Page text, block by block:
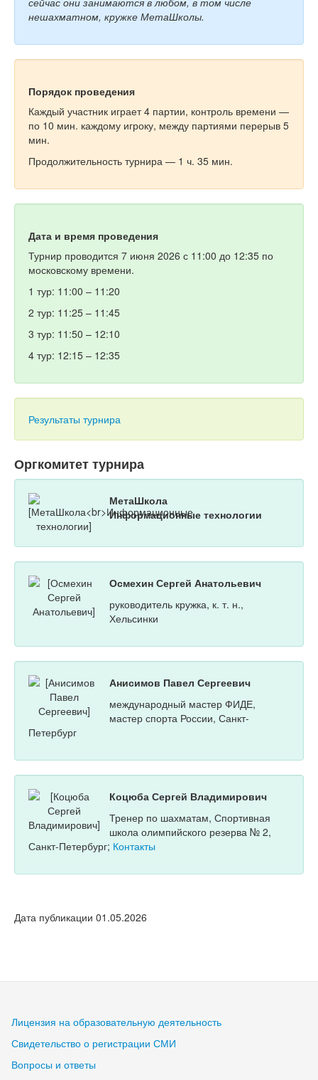
нешахматном, кружке МетаШколы.
Порядок проведения
Каждый участник играет 4 партии, контроль времени —
по 10 мин. каждому игроку, между партиями перерыв 5
мин.
Продолжительность турнира — 1 ч. 35 мин.
Дата и время проведения
Турнир проводится 7 июня 2026 с 11:00 до 12:35 по
московскому времени.
1 тур: 11:00 – 11:20
2 тур: 11:25 – 11:45
3 тур: 11:50 – 12:10
4 тур: 12:15 – 12:35
Результаты турнира
Оргкомитет турнира
МетаШкола
Информационные технологии
Осмехин Сергей Анатольевич
руководитель кружка, к. т. н.,
Хельсинки
Анисимов Павел Сергеевич
международный мастер ФИДЕ,
мастер спорта России, Санкт-
Петербург
Коцюба Сергей Владимирович
Тренер по шахматам, Спортивная
школа олимпийского резерва № 2,
Санкт-Петербург; Контакты
Дата публикации 01.05.2026
Лицензия на образовательную деятельность
Свидетельство о регистрации СМИ
Вопросы и ответы